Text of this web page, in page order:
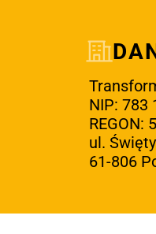
NIP: 783
REGON:
ul.
61-806